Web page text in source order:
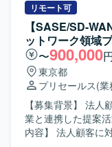
や技術的な検討・
援、提案資料の作
援などを担当していただきます
とビジネス面の両
方を求めています
に行いながら、顧
れる方が望ましいです。 【ポジションの魅
をはじめとしたR
まな業種のエンド
ンです。プリセー
リモート可
【SASE/SD-
ットワーク領域
〜900,000
東京都
プリセールス(業
【募集背景】 法
業と連携した提案活動
内容】 法人顧客に